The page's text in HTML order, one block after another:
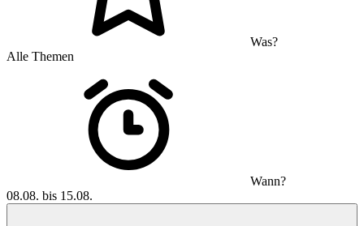
Was?
Alle Themen
Wann?
08.08. bis 15.08.